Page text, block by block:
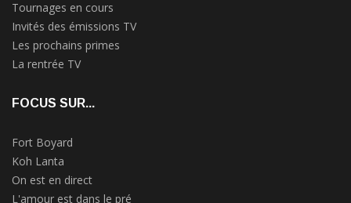
Tournages en cours
Invités des émissions TV
Les prochains primes
La rentrée TV
FOCUS SUR...
Fort Boyard
Koh Lanta
On est en direct
L'amour est dans le pré